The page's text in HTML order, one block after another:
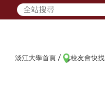
淡江大學首頁 / 校友會快找